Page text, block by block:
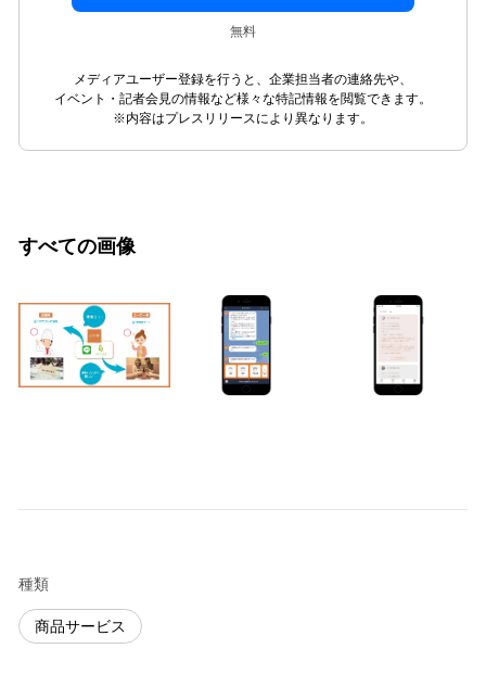
無料
メディアユーザー登録を行うと、企業担当者の連絡先や、
イベント・記者会見の情報など様々な特記情報を閲覧できます。
※内容はプレスリリースにより異なります。
すべての画像
種類
商品サービス